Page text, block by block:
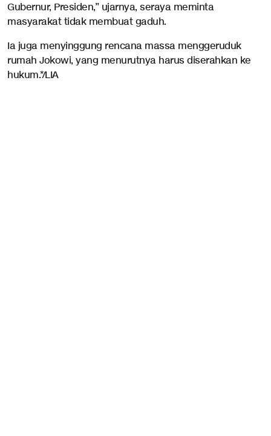
Gubernur, Presiden,” ujarnya, seraya meminta
masyarakat tidak membuat gaduh.
Ia juga menyinggung rencana massa menggeruduk
rumah Jokowi, yang menurutnya harus diserahkan ke
hukum.*/LIA